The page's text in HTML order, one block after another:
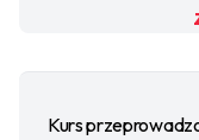
Kurs